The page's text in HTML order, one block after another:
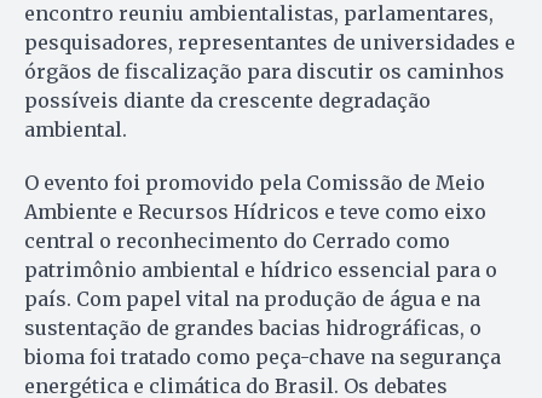
encontro reuniu ambientalistas, parlamentares,
pesquisadores, representantes de universidades e
órgãos de fiscalização para discutir os caminhos
possíveis diante da crescente degradação
ambiental.
O evento foi promovido pela Comissão de Meio
Ambiente e Recursos Hídricos e teve como eixo
central o reconhecimento do Cerrado como
patrimônio ambiental e hídrico essencial para o
país. Com papel vital na produção de água e na
sustentação de grandes bacias hidrográficas, o
bioma foi tratado como peça-chave na segurança
energética e climática do Brasil. Os debates